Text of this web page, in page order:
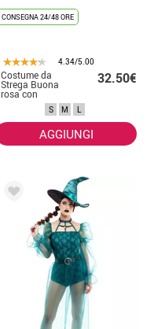
CONSEGNA 24/48 ORE
4.34/5.00
Costume da
Strega Buona
rosa con
cappello per
32.50€
S M L
AGGIUNGI